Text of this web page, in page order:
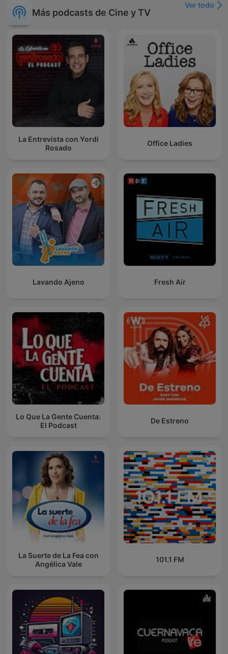
Más podcasts de Cine y TV
Ver todo
La Entrevista con Yordi
Rosado
Office Ladies
Lavando Ajeno Fresh Air
Lo Que La Gente Cuenta:
El Podcast
De Estreno
La Suerte de La Fea con
Angélica Vale
101.1 FM